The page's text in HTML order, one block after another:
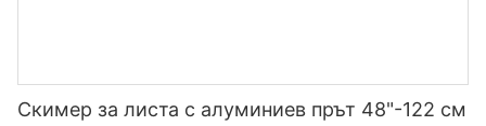
Скимер за листа с алуминиев прът 48"-122 см